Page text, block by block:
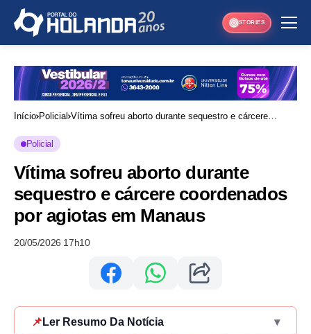
STORIES
Início Policial Vítima sofreu aborto durante sequestro e cárcere
Policial
Vítima sofreu aborto durante
sequestro e cárcere coordenados
por agiotas em Manaus
20/05/2026 17h10
📌 Ler Resumo Da Notícia ▾